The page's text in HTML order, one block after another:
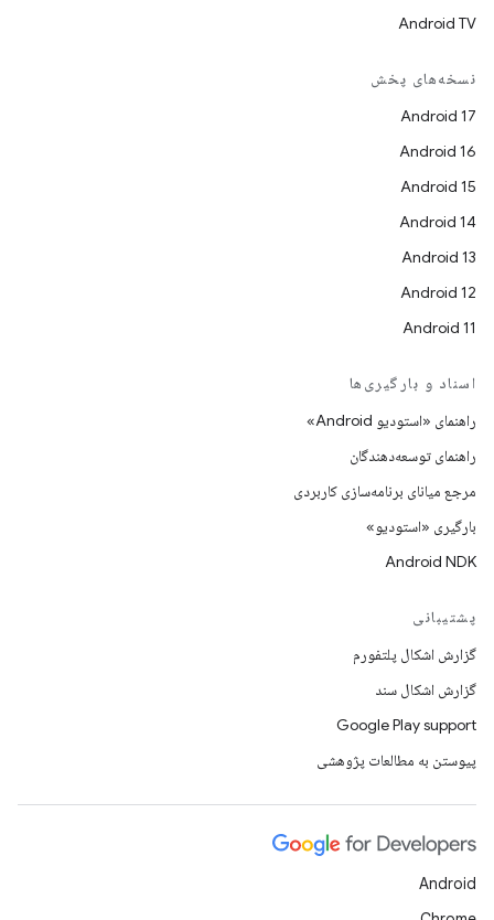
Android TV
نسخه‌های پخش
Android 17
Android 16
Android 15
Android 14
Android 13
Android 12
Android 11
اسناد و بارگیری‌ها
راهنمای «استودیو Android»
راهنمای توسعه‌دهندگان
مرجع میانای برنامه‌سازی کاربردی
بارگیری «استودیو»
Android NDK
پشتیبانی
گزارش اشکال پلتفورم
گزارش اشکال سند
Google Play support
پیوستن به مطالعات پژوهشی
Android